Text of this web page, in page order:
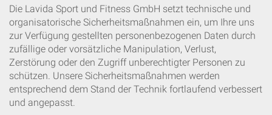
Die Lavida Sport und Fitness GmbH setzt technische und
organisatorische Sicherheitsmaßnahmen ein, um Ihre uns
zur Verfügung gestellten personenbezogenen Daten durch
zufällige oder vorsätzliche Manipulation, Verlust,
Zerstörung oder den Zugriff unberechtigter Personen zu
schützen. Unsere Sicherheitsmaßnahmen werden
entsprechend dem Stand der Technik fortlaufend verbessert
und angepasst.